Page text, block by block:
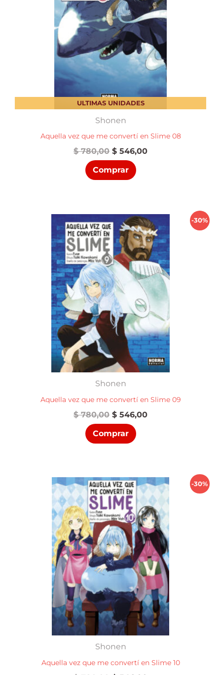
ULTIMAS UNIDADES
Shonen
Aquella vez que me convertí en Slime 08
$780,00 El
precio
original
era:
$ 546,00El
Comprar
-30%
Shonen
Aquella vez que me convertí en Slime 09
$780,00 El
precio
original
era:
$ 546,00El
Comprar
-30%
Shonen
Aquella vez que me convertí en Slime 10